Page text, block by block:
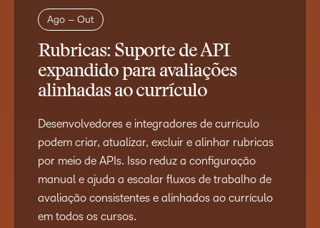
Ago – Out
Rubricas: Suporte de API
expandido para avaliações
alinhadas ao currículo
Desenvolvedores e integradores de currículo
podem criar, atualizar, excluir e alinhar rubricas
por meio de APIs. Isso reduz a configuração
manual e ajuda a escalar fluxos de trabalho de
avaliação consistentes e alinhados ao currículo
em todos os cursos.